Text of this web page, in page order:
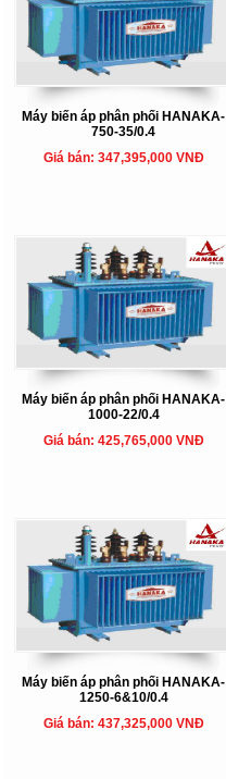
Máy biến áp phân phối HANAKA-
750-35/0.4
Giá bán: 347,395,000 VNĐ
Máy biến áp phân phối HANAKA-
1000-22/0.4
Giá bán: 425,765,000 VNĐ
Máy biến áp phân phối HANAKA-
1250-6&10/0.4
Giá bán: 437,325,000 VNĐ